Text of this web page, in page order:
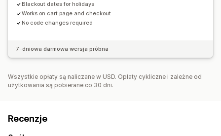
Blackout dates for holidays
Works on cart page and checkout
No code changes required
7-dniowa darmowa wersja próbna
Wszystkie opłaty są naliczane w USD. Opłaty cykliczne i zależne od
użytkowania są pobierane co 30 dni.
Recenzje